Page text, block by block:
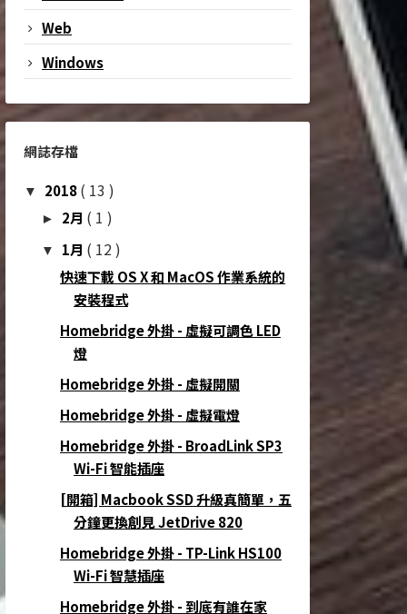
Web
Windows
網誌存檔
▼ 2018( 13 )
► 2月 ( 1 )
▼ 1月 ( 12 )
快速下載 OS X 和 MacOS 作業系統的
安裝程式
Homebridge 外掛 - 虛擬可調色 LED
燈
Homebridge 外掛 - 虛擬開關
Homebridge 外掛 - 虛擬電燈
Homebridge 外掛 - BroadLink SP3
Wi-Fi 智能插座
[開箱] Macbook SSD 升級真簡單，五
分鐘更換創見 JetDrive 820
Homebridge 外掛 - TP-Link HS100
Wi-Fi 智慧插座
Homebridge 外掛 - 到底有誰在家